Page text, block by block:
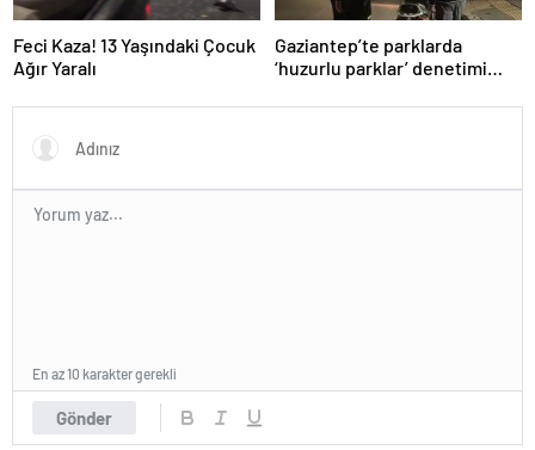
Feci Kaza! 13 Yaşındaki Çocuk
Ağır Yaralı
Gaziantep’te parklarda
‘huzurlu parklar’ denetimi
Gönder
En az 10 karakter gerekli